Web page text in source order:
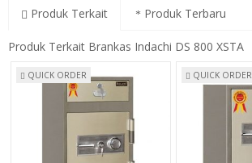
Produk Terkait Produk Terbaru
Produk Terkait Brankas Indachi DS 800 XSTA
QUICK ORDER QUICK ORDER